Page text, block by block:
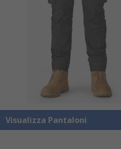
Visualizza Pantaloni